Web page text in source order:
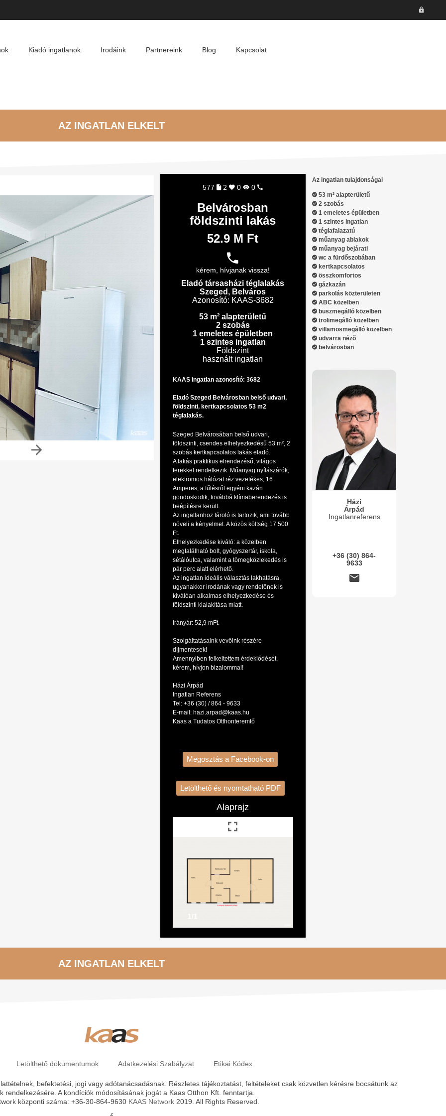
Kiadó ingatlanok Irodáink Partnereink Blog Kapcsolat
AZ INGATLAN ELKELT
577 2 0 0
Belvárosban
földszinti lakás
52.9 M Ft
kérem, hívjanak vissza!
Eladó társasházi téglalakás
Szeged, Belváros
Azonosító: KAAS-3682
53 m² alapterületű
2 szobás
1 emeletes épületben
1 szintes ingatlan
Földszint
használt ingatlan
KAAS ingatlan azonosító: 3682
Eladó Szeged Belvárosban belső udvari,
földszinti, kertkapcsolatos 53 m2
téglalakás.
Szeged Belvárosában belső udvari,
földszinti, csendes elhelyezkedésű 53 m², 2
szobás kertkapcsolatos lakás eladó.
A lakás praktikus elrendezésű, világos
terekkel rendelkezik. Műanyag nyílászárók,
elektromos hálózat réz vezetékes, 16
Amperes, a fűtésről egyéni kazán
gondoskodik, továbbá klímaberendezés is
beépítésre került.
Az ingatlanhoz tároló is tartozik, ami tovább
növeli a kényelmet. A közös költség 17.500
Ft.
Elhelyezkedése kiváló: a közelben
megtalálható bolt, gyógyszertár, iskola,
sétálóutca, valamint a tömegközlekedés is
pár perc alatt elérhető.
Az ingatlan ideális választás lakhatásra,
ugyanakkor irodának vagy rendelőnek is
kiválóan alkalmas elhelyezkedése és
földszinti kialakítása miatt.
Irányár: 52,9 mFt.
Szolgáltatásaink vevőink részére
díjmentesek!
Amennyiben felkeltettem érdeklődését,
kérem, hívjon bizalommal!
Házi Árpád
Ingatlan Referens
Tel: +36 (30) / 864 - 9633
E-mail: hazi.arpad@kaas.hu
Kaas a Tudatos Otthonteremtő
Megosztás a Facebook-on
Letölthető és nyomtatható PDF
Alaprajz
Az ingatlan tulajdonságai
53 m² alapterületű
2 szobás
1 emeletes épületben
1 szintes ingatlan
téglafalazatú
műanyag ablakok
műanyag bejárati
wc a fürdőszobában
kertkapcsolatos
összkomfortos
gázkazán
parkolás közterületen
ABC közelben
buszmegálló közelben
trolimegálló közelben
villamosmegálló közelben
udvarra néző
belvárosban
Házi
Árpád
Ingatlanreferens
+36 (30) 864-
9633
AZ INGATLAN ELKELT
Letölthető dokumentumok Adatkezelési Szabályzat Etikai Kódex
befektetési, jogi vagy adótanácsadásnak. Részletes tájékoztatást, feltételeket csak közvetlen kérésre bocsátunk az
rendelkezésére. A kondíciók módosításának jogát a Kaas Otthon Kft. fenntartja.
központi száma: +36-30-864-9630 KAAS Network2019. All Rights Reserved.